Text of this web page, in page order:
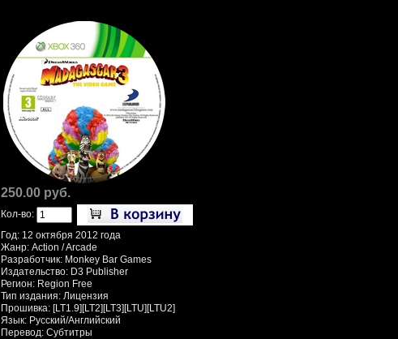
250.00 руб.
Кол-во:
Год: 12 октября 2012 года
Жанр: Action / Arcade
Разработчик: Monkey Bar Games
Издательство: D3 Publisher
Регион: Region Free
Тип издания: Лицензия
Прошивка: [LT1.9][LT2][LT3][LTU][LTU2]
Язык: Русский/Английский
Перевод: Субтитры